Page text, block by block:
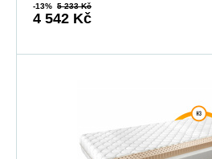
-13% 5 233 Kč
4 542 Kč